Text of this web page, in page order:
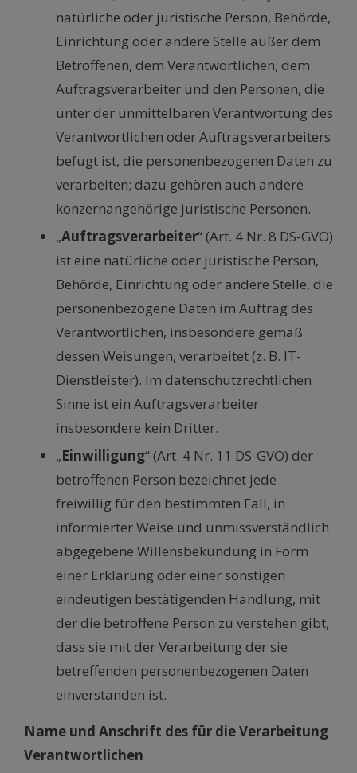
natürliche oder juristische Person, Behörde,
Einrichtung oder andere Stelle außer dem
Betroffenen, dem Verantwortlichen, dem
Auftragsverarbeiter und den Personen, die
unter der unmittelbaren Verantwortung des
Verantwortlichen oder Auftragsverarbeiters
befugt ist, die personenbezogenen Daten zu
verarbeiten; dazu gehören auch andere
konzernangehörige juristische Personen.
„Auftragsverarbeiter“ (Art. 4 Nr. 8 DS-GVO)
ist eine natürliche oder juristische Person,
Behörde, Einrichtung oder andere Stelle, die
personenbezogene Daten im Auftrag des
Verantwortlichen, insbesondere gemäß
dessen Weisungen, verarbeitet (z. B. IT-
Dienstleister). Im datenschutzrechtlichen
Sinne ist ein Auftragsverarbeiter
insbesondere kein Dritter.
„Einwilligung“ (Art. 4 Nr. 11 DS-GVO) der
betroffenen Person bezeichnet jede
freiwillig für den bestimmten Fall, in
informierter Weise und unmissverständlich
abgegebene Willensbekundung in Form
einer Erklärung oder einer sonstigen
eindeutigen bestätigenden Handlung, mit
der die betroffene Person zu verstehen gibt,
dass sie mit der Verarbeitung der sie
betreffenden personenbezogenen Daten
einverstanden ist.
Name und Anschrift des für die Verarbeitung
Verantwortlichen